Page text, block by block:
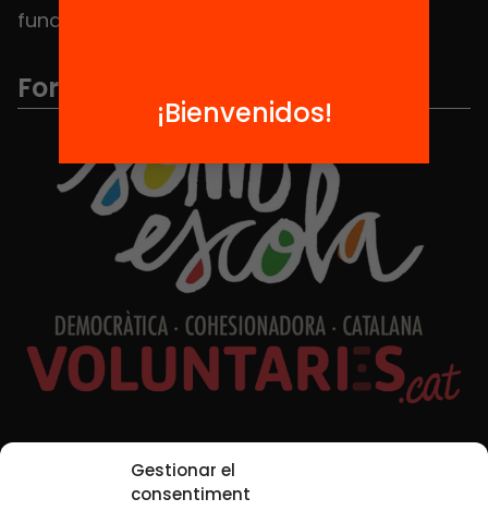
Gestionar el
consentiment
fundacio@equitat.org
Formamos parte de...
Redes sociales
¡Bienvenidos!